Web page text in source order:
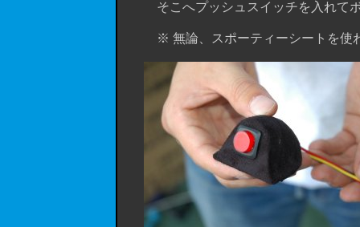
そこへプッシュスイッチを入れてボ
※ 無論、スポーティーシートを使わ